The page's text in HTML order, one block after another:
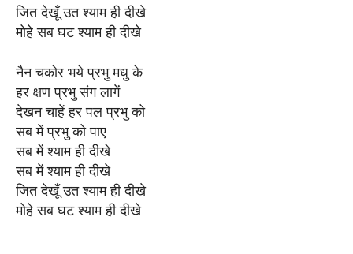
जित देखूँ उत श्याम ही दीखे
मोहे सब घट श्याम ही दीखे
नैन चकोर भये प्रभु मधु के
हर क्षण प्रभु संग लागें
देखन चाहें हर पल प्रभु को
सब में प्रभु को पाए
सब में श्याम ही दीखे
सब में श्याम ही दीखे
जित देखूँ उत श्याम ही दीखे
मोहे सब घट श्याम ही दीखे